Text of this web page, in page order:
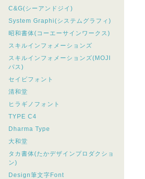
C&G(シーアンドジイ)
System Graphi(システムグラフィ)
昭和書体(コーエーサインワークス)
スキルインフォメーションズ
スキルインフォメーションズ(MOJI
パス)
セイビフォント
清和堂
ヒラギノフォント
TYPE C4
Dharma Type
大和堂
タカ書体(たかデザインプロダクショ
ン)
Design筆文字Font